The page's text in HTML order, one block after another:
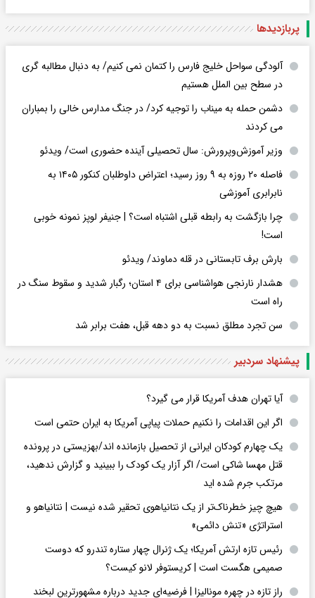
پربازدید‌ها
آلودگی سواحل خلیج فارس را کتمان نمی کنیم/ به دنبال مطالبه گری
در سطح بین الملل هستیم
دشمن حمله به میناب را توجیه کرد/ در جنگ مدارس خالی را بمباران
می کردند
وزیر آموزش‌وپرورش: سال تحصیلی آینده حضوری است/ ویدئو
فاصله ۲۰ روزه به ۹ روز رسید؛ اعتراض داوطلبان کنکور ۱۴۰۵ به
نابرابری آموزشی
چرا بازگشت به رابطه قبلی اشتباه است؟ | جنیفر لوپز نمونه خوبی
است!
بارش برف تابستانی در قله دماوند/ ویدئو
هشدار نارنجی هواشناسی برای ۴ استان؛ رگبار شدید و سقوط سنگ در
راه است
سن تجرد مطلق نسبت به دو دهه قبل، هفت برابر شد
پیشنهاد سردبیر
آیا تهران هدف آمریکا قرار می گیرد؟
اگر این اقدامات را نکنیم حملات پیاپی آمریکا به ایران حتمی است
یک چهارم کودکان ایرانی از تحصیل بازمانده اند/بهزیستی در پرونده
قتل مهسا شاکی است/ اگر آزار یک کودک را ببینید و گزارش ندهید،
مرتکب جرم شده اید
هیچ چیز خطرناک‌تر از یک نتانیاهوی تحقیر شده نیست | نتانیاهو و
استراتژی «تنش دائمی»
رئیس تازه ارتش آمریکا؛ یک ژنرال چهار ستاره تندرو که دوست
صمیمی هگست است | کریستوفر لانو کیست؟
راز تازه در چهره مونالیزا | فرضیه‌ای جدید درباره مشهورترین لبخند